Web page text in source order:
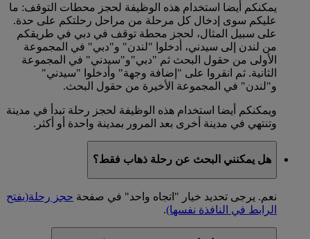
يمكنكم أيضا استخدام هذه الوظيفة لحجز محطات التوقف: ما
عليكم سوى إدخال كل مرحلة من مراحل رحلتكم على حدة.
على سبيل المثال، لحجز محطة توقف في دبي في طريقكم
من لندن إلى سيدني، أدخلوا "لندن" و"دبي" في المجموعة
الأولى من حقول البحث ثم "دبي"و"سيدني" في المجموعة
الثانية. ثم انقروا على "إضافة وجهة" وأدخلوا "سيدني"
و"لندن" في المجموعة الأخيرة من حقول البحث.
ويمكنكم أيضا استخدام هذه الوظيفة لحجز رحلة تبدأ في مدينة
وتنتهي في مدينة أخرى بعد المرور بمدينة واحدة أو أكثر.
هل يمكنني البحث عن رحلة ذهاب فقط؟
نعم. يرجى تحديد خيار "اتجاه واحد" في صفحة حجز رحلة(يفتح
الرابط في النافذة نفسها).